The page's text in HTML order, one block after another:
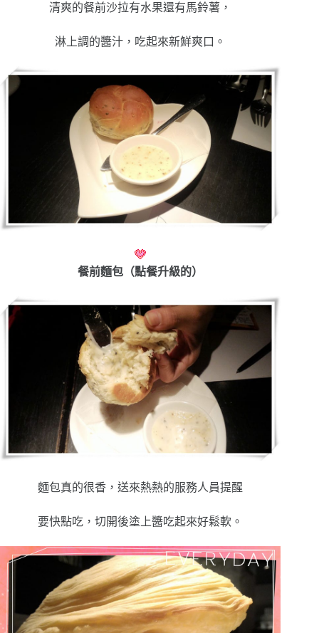
清爽的餐前沙拉有水果還有馬鈴薯，
淋上調的醬汁，吃起來新鮮爽口。
餐前麵包（點餐升級的）
麵包真的很香，送來熱熱的服務人員提醒
要快點吃，切開後塗上醬吃起來好鬆軟。